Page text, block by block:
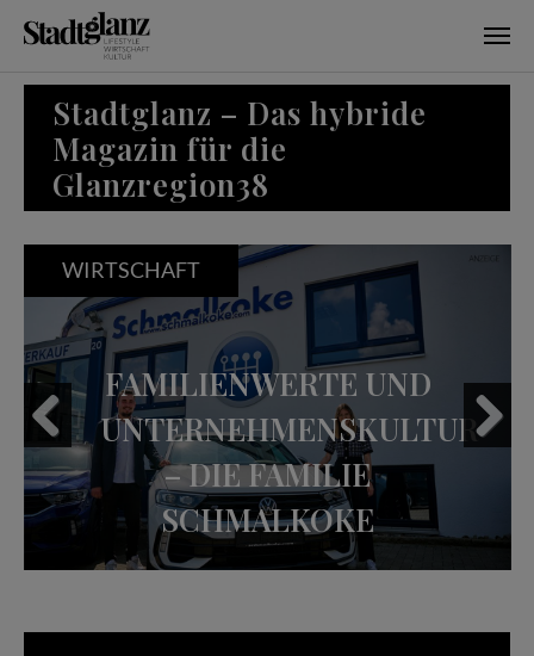
Skip to main content
Stadtglanz – Das hybride
Magazin für die
Glanzregion38
WIRTSCHAFT
FAMILIENWERTE UND
UNTERNEHMENSKULTUR
– DIE FAMILIE
SCHMALKOKE
Previous